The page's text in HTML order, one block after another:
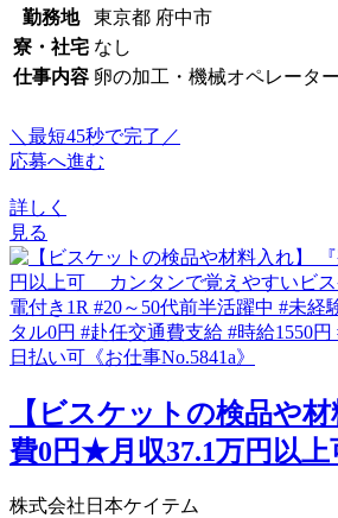
勤務地
東京都 府中市
寮・社宅 なし
仕事内容 卵の加工・機械オペレータ
＼最短45秒で完了／
応募へ進む
詳しく
見る
【ビスケットの検品や
費0円★月収37.1万円以
株式会社日本ケイテム